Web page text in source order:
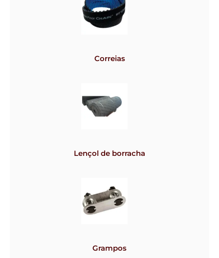
Correias
Lençol de borracha
Grampos